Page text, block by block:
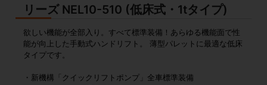
リーズ NEL10-510 (低床式・1tタイプ)
欲しい機能が全部入り。すべて標準装備！あらゆる機能面で性
能が向上した手動式ハンドリフト。 薄型パレットに最適な低床
タイプです。
・新機構「クイックリフトポンプ」全車標準装備